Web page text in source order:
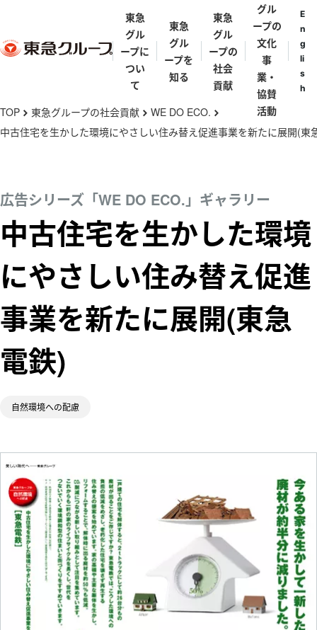
メ
イ
ン
テ
ン
に
移
動
東急
グル
ープに
つい
て
の事業
会社・団体一
パンフレッ
東急
グル
ープを
知る
人々
渋沢栄一・矢
野恒太・小林
一三
五島慶太
五島昇
田園調布
渋谷
伊豆
東急
グル
ープの
社会
貢献
五島育英会
亜細亜学園
五島美術館
東急財団
東急病院
博物館
とうきゅうキ
ッズプログラ
東急ミュージ
カルプログラ
ム
東急会
グル
ープの
文化
事
業・
協賛
活動
E
n
g
li
s
h
TOP chevron_right 東急グループの社会貢献 chevron_right WE DO ECO. chevron_right
中古住宅を生かした環境にやさしい住み替え促進事業を新たに展開(東
広告シリーズ「WE DO ECO.」ギャラリー
中古住宅を生かした環境
にやさしい住み替え促進
事業を新たに展開(東急
電鉄)
自然環境への配慮